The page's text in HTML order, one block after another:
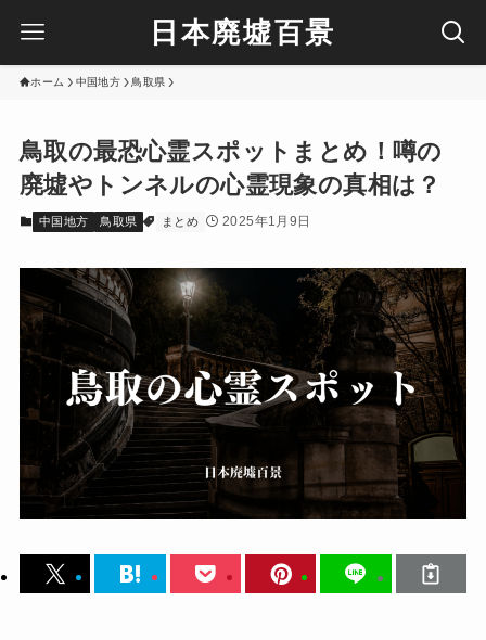
日本廃墟百景
ホーム 中国地方 鳥取県
鳥取の最恐心霊スポットまとめ！噂の
廃墟やトンネルの心霊現象の真相は？
中国地方 鳥取県 まとめ 2025年1月9日